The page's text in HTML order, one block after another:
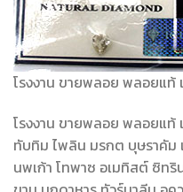
โรงงาน ขายพลอย พลอยแท้
โรงงาน ขายพลอย พลอยแท้
ทับทิม ไพลิน มรกต บุษราคัม
นพเก้า โทพาซ อเมทิสต์ ซิท